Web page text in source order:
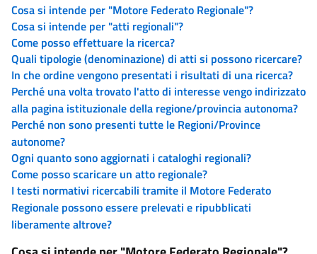
Cosa si intende per "Motore Federato Regionale"?
Cosa si intende per "atti regionali"?
Come posso effettuare la ricerca?
Quali tipologie (denominazione) di atti si possono ricercare?
In che ordine vengono presentati i risultati di una ricerca?
Perché una volta trovato l'atto di interesse vengo indirizzato
alla pagina istituzionale della regione/provincia autonoma?
Perché non sono presenti tutte le Regioni/Province
autonome?
Ogni quanto sono aggiornati i cataloghi regionali?
Come posso scaricare un atto regionale?
I testi normativi ricercabili tramite il Motore Federato
Regionale possono essere prelevati e ripubblicati
liberamente altrove?